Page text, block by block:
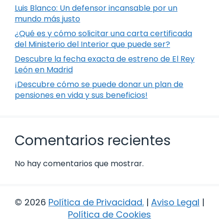
Luis Blanco: Un defensor incansable por un
mundo más justo
¿Qué es y cómo solicitar una carta certificada
del Ministerio del Interior que puede ser?
Descubre la fecha exacta de estreno de El Rey
León en Madrid
¡Descubre cómo se puede donar un plan de
pensiones en vida y sus beneficios!
Comentarios recientes
No hay comentarios que mostrar.
© 2026 Política de Privacidad. | Aviso Legal |
Política de Cookies